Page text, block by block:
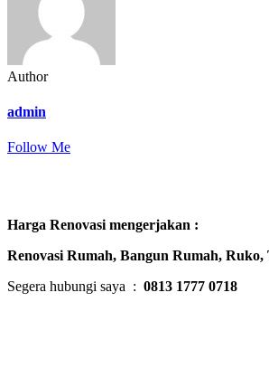
Author
admin
Follow Me
Harga Renovasi mengerjakan :
Renovasi Rumah, Bangun Rumah,
Segera hubungi saya : 0813 1777 0718